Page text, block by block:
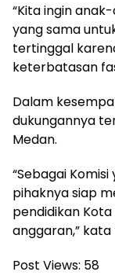
“Kita ingin
yang sama
tertinggal
keterbatasan
Dalam
dukungannya
Medan.
“Sebagai
pihaknya siap
pendidikan
anggaran,”
Post Views: 58